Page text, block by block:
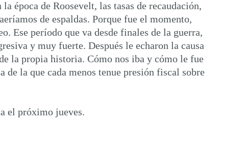
época de Roosevelt, las tasas de recaudación,
de espaldas. Porque fue el momento,
Ese período que va desde finales de la guerra,
y muy fuerte. Después le echaron la causa
la propia historia. Cómo nos iba y cómo le fue
de la que cada menos tenue presión fiscal sobre
el próximo jueves.